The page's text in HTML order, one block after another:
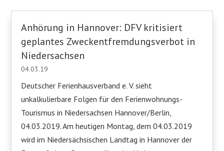
Anhörung in Hannover: DFV kritisiert
geplantes Zweckentfremdungsverbot in
Niedersachsen
04.03.19
Deutscher Ferienhausverband e. V. sieht
unkalkulierbare Folgen für den Ferienwohnungs-
Tourismus in Niedersachsen Hannover/Berlin,
04.03.2019. Am heutigen Montag, dem 04.03.2019
wird im Niedersächsischen Landtag in Hannover der